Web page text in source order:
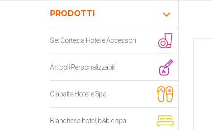
PRODOTTI
Set Cortesia Hotel e Accessori
Articoli Personalizzabili
Ciabatte Hotel e Spa
Biancheria hotel, b&b e spa